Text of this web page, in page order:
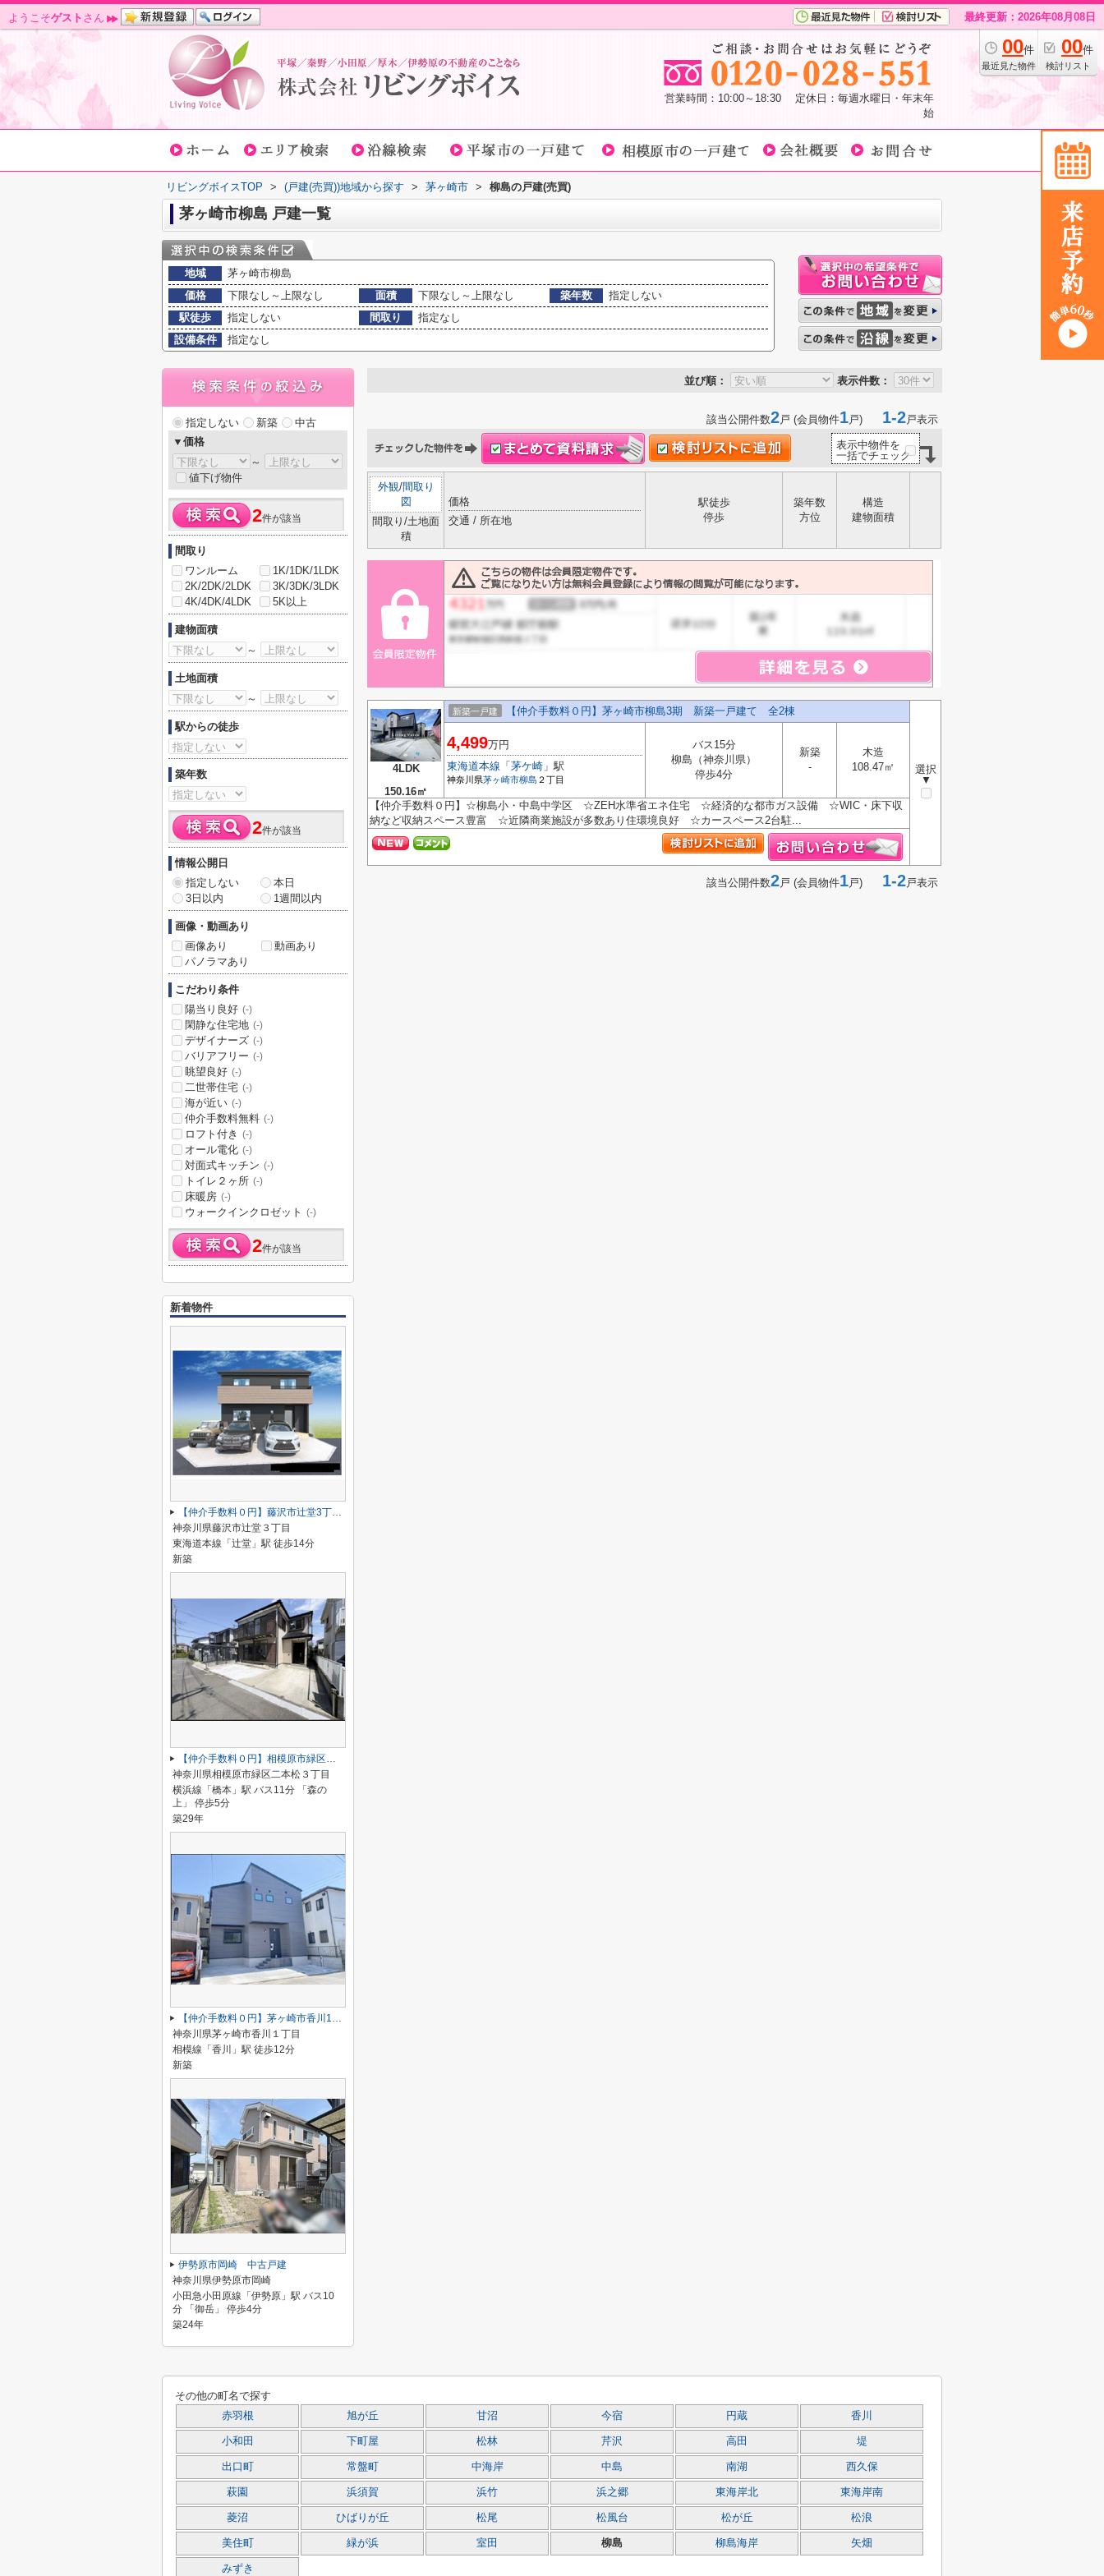
ようこそゲスト さん 最終更新：2026年08月08日
00件
最近見た物件
00件
検討リスト
営業時間：10:00～18:30 定休日：毎週水曜日・年末年
始
リビングボイスTOP > (戸建(売買))地域から探す > 茅ヶ崎市 > 柳島の戸建(売買)
茅ヶ崎市柳島 戸建一覧
地域
茅ヶ崎市柳島
価格
下限なし～上限なし 面積 下限なし～上限なし 築年数
指定しない
駅徒歩
指定しない 間取り
指定なし
設備条件
指定なし
並び順： 表示件数：
該当公開件数2戸 (会員物件1戸) 1-2戸表示
表示中物件を
一括でチェック
外観/間取り
図
間取り/土地面
積
価格
交通 / 所在地
駅徒歩
停歩
築年数
方位
構造
建物面積
4LDK
150.16㎡
新築一戸建 【仲介手数料０円】茅ヶ崎市柳島3期 新築一戸建て 全2棟
選択
▼
4,499万円
東海道本線 「 茅ケ崎 」駅
神奈川県茅ヶ崎市柳島 ２丁目
バス15分
柳島（神奈川県）
停歩4分
新築
-
木造
108.47㎡
【仲介手数料０円】☆柳島小・中島中学区 ☆ZEH水準省エネ住宅 ☆経済的な都市ガス設備 ☆WIC・床下収
納など収納スペース豊富 ☆近隣商業施設が多数あり住環境良好 ☆カースペース2台駐...
該当公開件数2戸 (会員物件1戸) 1-2戸表示
指定しない 新築
中古
▼価格
～
値下げ物件
2件が該当
間取り
ワンルーム
1K/1DK/1LDK
2K/2DK/2LDK
3K/3DK/3LDK
4K/4DK/4LDK
5K以上
建物面積
～
土地面積
～
駅からの徒歩
築年数
2件が該当
情報公開日
指定しない
本日
3日以内
1週間以内
画像・動画あり
画像あり
動画あり
パノラマあり
こだわり条件
陽当り良好 (-)
閑静な住宅地 (-)
デザイナーズ (-)
バリアフリー (-)
眺望良好 (-)
二世帯住宅 (-)
海が近い (-)
仲介手数料無料 (-)
ロフト付き (-)
オール電化 (-)
対面式キッチン (-)
トイレ２ヶ所 (-)
床暖房 (-)
ウォークインクロゼット (-)
2件が該当
新着物件
【仲介手数料０円】藤沢市辻堂3丁目1期 新築一戸建て 全1棟
神奈川県藤沢市辻堂３丁目
東海道本線「辻堂」駅 徒歩14分
新築
【仲介手数料０円】相模原市緑区二本松 中古一戸建て
神奈川県相模原市緑区二本松３丁目
横浜線「橋本」駅 バス11分 「森の
上」 停歩5分
築29年
【仲介手数料０円】茅ヶ崎市香川1丁目 新築一戸建て
神奈川県茅ヶ崎市香川１丁目
相模線「香川」駅 徒歩12分
新築
伊勢原市岡崎 中古戸建
神奈川県伊勢原市岡崎
小田急小田原線「伊勢原」駅 バス10
分 「御岳」 停歩4分
築24年
その他の町名で探す
赤羽根 旭が丘 甘沼 今宿 円蔵 香川
小和田 下町屋 松林 芹沢 高田 堤
出口町 常盤町 中海岸 中島 南湖 西久保
萩園 浜須賀 浜竹 浜之郷 東海岸北 東海岸南
菱沼 ひばりが丘 松尾 松風台 松が丘 松浪
美住町 緑が浜 室田 柳島 柳島海岸 矢畑
みずき